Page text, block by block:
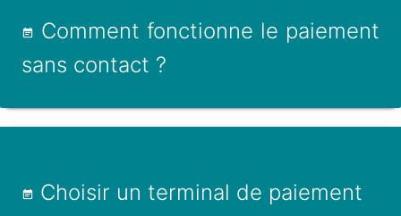
Comment fonctionne le paiement
sans contact ?
Choisir un terminal de paiement